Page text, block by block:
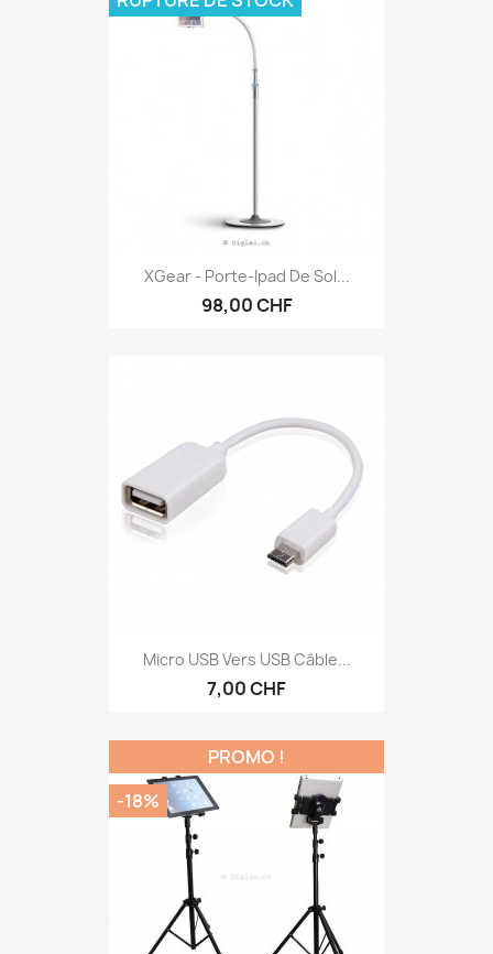
XGear - Porte-Ipad De Sol...
98,00 CHF
Micro USB Vers USB Câble...
7,00 CHF
PROMO !
-18%